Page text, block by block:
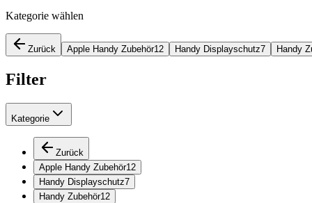
Kategorie wählen
Zurück Apple Handy Zubehör12 Handy Displayschutz7 Handy
Filter
Kategorie
Zurück
Apple Handy Zubehör12
Handy Displayschutz7
Handy Zubehör12